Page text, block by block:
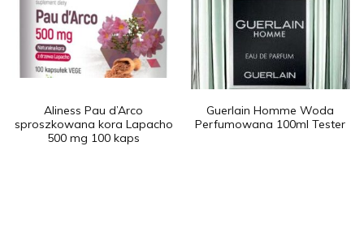
Aliness Pau d’Arco
sproszkowana kora Lapacho
500 mg 100 kaps
Guerlain Homme Woda
Perfumowana 100ml Tester